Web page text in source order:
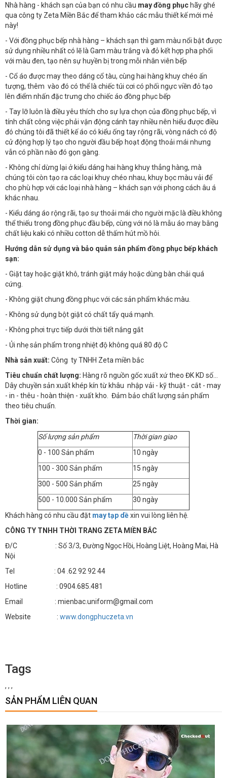
Nhà hàng - khách sạn của bạn có nhu cầu may đồng phục hãy ghé
qua công ty Zeta Miền Bắc để tham khảo các mẫu thiết kế mới mẻ
này!
- Với đồng phục bếp nhà hàng – khách sạn thì gam màu nổi bật được
sử dụng nhiều nhất có lẽ là Gam màu trắng và đỏ kết hợp pha phối
với màu đen, tạo nên sự huyền bị trong mỗi nhân viên bếp
- Cổ áo được may theo dáng cổ tàu, cùng hai hàng khuy chéo ấn
tượng, thêm vào đó có thể là chiếc túi cơi có phối ngực viền đỏ tạo
lên điểm nhấn đặc trưng cho chiếc áo đồng phục bếp
- Tay lỡ luôn là điều yêu thích cho sự lựa chọn của đồng phục bếp, vì
tính chất công việc phải vận động cánh tay nhiều nên hiểu được điều
đó chúng tôi đã thiết kế áo có kiểu ống tay rộng rãi, vòng nách có độ
cử động hợp lý tạo cho người đầu bếp hoạt động thoải mái nhưng
vẫn có phần nào đó gọn gàng.
- Không chỉ dừng lại ở kiểu dáng hai hàng khuy thẳng hàng, mà
chúng tôi còn tạo ra các loại khuy chéo nhau, khuy bọc màu vải để
cho phù hợp với các loại nhà hàng – khách sạn với phong cách âu á
khác nhau.
- Kiểu dáng áo rộng rãi, tạo sự thoải mái cho người mặc là điều không
thể thiếu trong đồng phục đầu bếp, cùng với nó là mẫu áo may bằng
chất liệu kaki có nhiều cotton dễ thấm hút mồ hôi.
Hướng dẫn sử dụng và bảo quản sản phẩm đồng phục bếp khách
sạn:
- Giặt tay hoặc giặt khô, tránh giặt máy hoặc dùng bàn chải quá
cứng.
- Không giặt chung đồng phục với các sản phẩm khác màu.
- Không sử dụng bột giặt có chất tẩy quá mạnh.
- Không phơi trực tiếp dưới thời tiết nắng gắt
- Ủi nhẹ sản phẩm trong nhiệt độ không quá 80 độ C
Nhà sản xuất: Công ty TNHH Zeta miền bắc
Tiêu chuẩn chất lượng: Hàng rõ nguồn gốc xuất xứ theo ĐK KD số…
Dây chuyền sản xuất khép kín từ khâu nhập vải - kỹ thuật - cắt - may
- in - thêu - hoàn thiện - xuất kho. Đảm bảo chất lượng sản phẩm
theo tiêu chuẩn.
Thời gian:
Số lượng sản phẩm
Thời gian giao
0 - 100 Sản phẩm
10 ngày
100 - 300 Sản phẩm
15 ngày
300 - 500 Sản phẩm
25 ngày
500 - 10.000 Sản phẩm
30 ngày
Khách hàng có nhu cầu đặt may tạp dềxin vui lòng liên hệ.
CÔNG TY TNHH THỜI TRANG ZETA MIỀN BẮC
Đ/C : Số 3/3, Đường Ngọc Hồi, Hoàng Liệt, Hoàng Mai, Hà
Nội
Tel : 04 .62 92 92 44
Hotline : 0904.685.481
Email : mienbac.uniform@gmail.com
Website : www.dongphuczeta.vn
Tags
, , ,
SẢN PHẨM LIÊN QUAN